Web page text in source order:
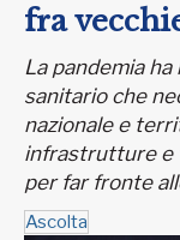
fra
La pandemia
sanitario che
nazionale e
infrastrutture e
per far fronte
Ascolta